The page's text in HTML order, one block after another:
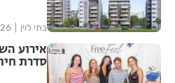
בתי לוין
אירוע
סדרת